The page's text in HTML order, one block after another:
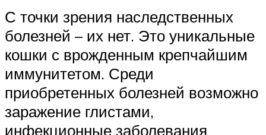
С точки зрения наследственных
болезней – их нет. Это уникальные
кошки с врожденным крепчайшим
иммунитетом. Среди
приобретенных болезней возможно
заражение глистами,
инфекционные заболевания